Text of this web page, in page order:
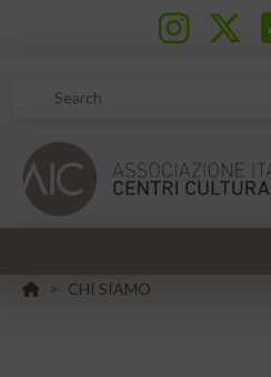
Search
HOME
> CHI SIAMO